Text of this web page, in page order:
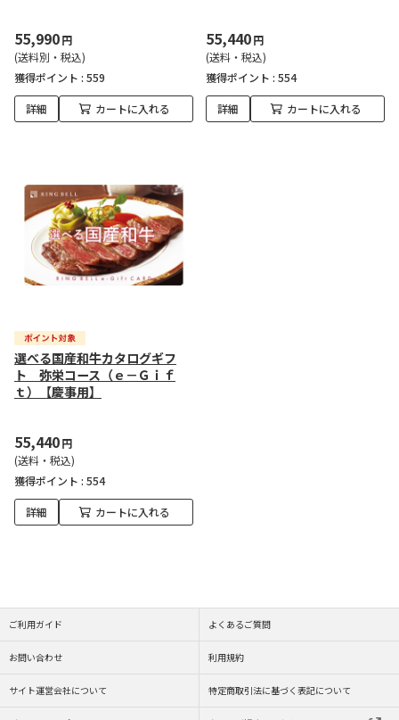
55,990円
(送料別・税込)
獲得ポイント : 559
詳細 カートに入れる
55,440円
(送料・税込)
獲得ポイント : 554
詳細 カートに入れる
選べる国産和牛カタログギフ
ト 弥栄コース（ｅ－Ｇｉｆ
ｔ）【慶事用】
55,440円
(送料・税込)
獲得ポイント : 554
詳細 カートに入れる
ご利用ガイド よくあるご質問
お問い合わせ 利用規約
サイト運営会社について 特定商取引法に基づく表記について